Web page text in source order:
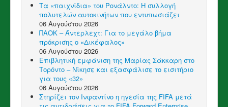
Τα «παιχνίδια» του Ρονάλντο: Η συλλογή
πολυτελών αυτοκινήτων που εντυπωσιάζει
06 Αυγούστου 2026
ΠΑΟΚ – Άντερλεχτ: Για το μεγάλο βήμα
πρόκρισης ο «Δικέφαλος»
06 Αυγούστου 2026
Επιβλητική εμφάνιση της Μαρίας Σάκκαρη στο
Τορόντο – Νίκησε και εξασφάλισε το εισιτήριο
για τους «32»
06 Αυγούστου 2026
Στηρίζει τον Ινφαντίνο η ηγεσία της FIFA μετά